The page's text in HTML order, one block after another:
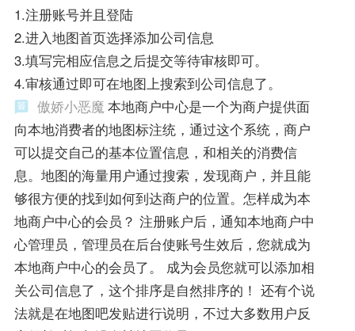
1.注册账号并且登陆
2.进入地图首页选择添加公司信息
3.填写完相应信息之后提交等待审核即可。
4.审核通过即可在地图上搜索到公司信息了。
傲娇小恶魔 本地商户中心是一个为商户提供面
向本地消费者的地图标注统，通过这个系统，商户
可以提交自己的基本位置信息，和相关的消费信
息。地图的海量用户通过搜索，发现商户，并且能
够很方便的找到如何到达商户的位置。怎样成为本
地商户中心的会员？ 注册账户后，通知本地商户中
心管理员，管理员在后台使账号生效后，您就成为
本地商户中心的会员了。 成为会员您就可以添加相
关公司信息了，这个排序是自然排序的！ 还有个说
法就是在地图吧发贴进行说明，不过大多数用户反